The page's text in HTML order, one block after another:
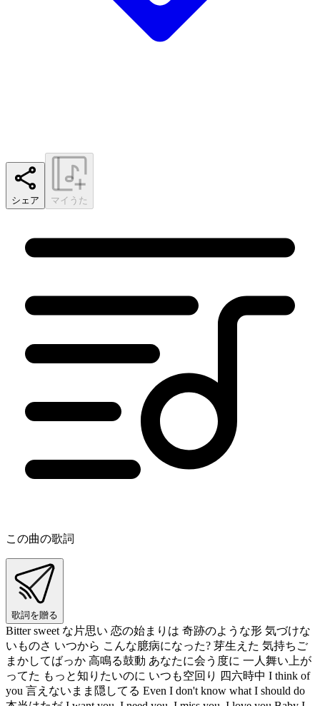
シェア マイうた
この曲の歌詞
歌詞を贈る
Bitter sweet な片思い 恋の始まりは 奇跡のような形 気づけな
いものさ いつから こんな臆病になった? 芽生えた 気持ちご
まかしてばっか 高鳴る鼓動 あなたに会う度に 一人舞い上が
ってた もっと知りたいのに いつも空回り 四六時中 I think of
you 言えないまま隠してる Even I don't know what I should do